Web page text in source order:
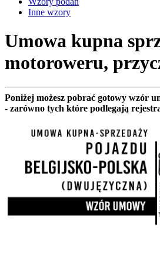
Inne wzory
Umowa kupna
motoroweru,
Poniżej możesz pobrać gotowy wzór
- zarówno tych które podlegają